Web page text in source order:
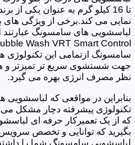
تا 16 کیلو گرم به عنوان یکی از
نمایی می کند.برخی از ویژگی
سامسونگ ازتمامی این تکنولوژی
جهت شستشوی سریع تر تمیزتر و
نظر مصرف انرژی بهره می گیرد.
بنابراین در مواقعی که لباسشویی
تکنولوژی پیشرفته دچار مشکل
که از یک تعمیرکار حرفه ای
بگیرید که توانایی و تخصص سرویس
لباسشویی سامسونگ شما را